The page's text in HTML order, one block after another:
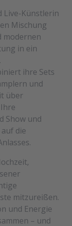
Live-Künstlerin
Mischung
modernen
in ein
ihre Sets
und
über
Show und
die
mitzureißen.
und Energie
– und